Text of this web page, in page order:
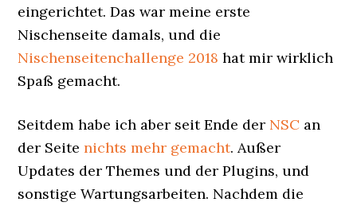
eingerichtet. Das war meine erste
Nischenseite damals, und die
Nischenseitenchallenge 2018 hat mir wirklich
Spaß gemacht.
Seitdem habe ich aber seit Ende der NSC an
der Seitenichts mehr gemacht. Außer
Updates der Themes und der Plugins, und
sonstige Wartungsarbeiten. Nachdem die